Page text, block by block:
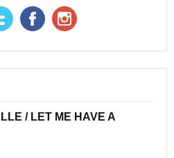
Feed
Twitter Facebook
/ LET ME HAVE A